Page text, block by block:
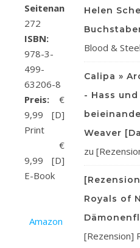
Seitenanzahl:
272
ISBN:
978-3-
499-
63206-8
Preis: €
9,99 [D]
Print
€
9,99 [D]
E-Book
Amazon
Helen
Blood & Steel
Calipa »
- Hass
Weaver
zu
Royals of
[Rezension]